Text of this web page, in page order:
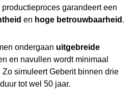
garandeert een
en hoge betrouwbaarheid .
ondergaan uitgebreide
en navullen wordt minimaal
simuleert Geberit binnen drie
tot wel 50 jaar.